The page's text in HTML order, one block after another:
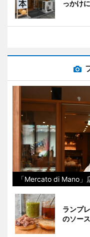
っかけ
「Mercato di Mano」
ランプ
のソース